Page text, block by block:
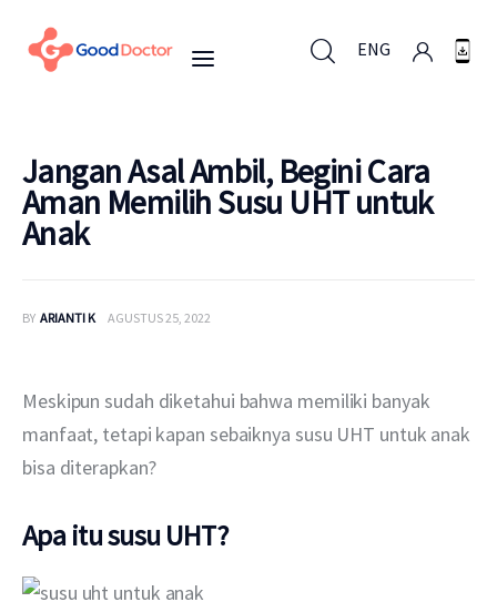
ENG
ENG
Layanan
Jangan Asal Ambil, Begini Cara
Aman Memilih Susu UHT untuk
Anak
BY ARIANTI K AGUSTUS 25, 2022
Meskipun sudah diketahui bahwa memiliki banyak
manfaat, tetapi kapan sebaiknya susu UHT untuk anak
bisa diterapkan?
Apa itu susu UHT?